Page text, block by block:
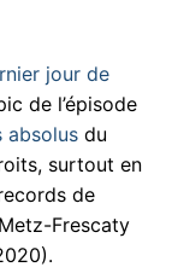
jour de
de l’épisode
absolus du
surtout en
de
Frescaty